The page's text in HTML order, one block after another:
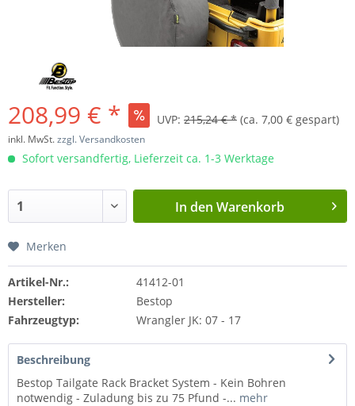
208,99 € * UVP: 215,24 € * (ca. 7,00 € gespart)
inkl. MwSt.zzgl. Versandkosten
Sofort versandfertig, Lieferzeit ca. 1-3 Werktage
In den Warenkorb
Merken
Artikel-Nr.:
41412-01
Hersteller:
Bestop
Fahrzeugtyp:
Wrangler JK: 07 - 17
Beschreibung
Bestop Tailgate Rack Bracket System - Kein Bohren
notwendig - Zuladung bis zu 75 Pfund -... mehr